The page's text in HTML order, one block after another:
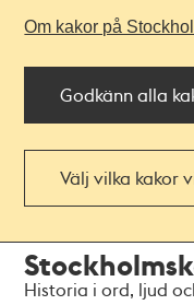
Om kakor på
Godkänn alla
Välj vilka kakor
navigationen
huvudinnehållet
Historia i ord, ljud